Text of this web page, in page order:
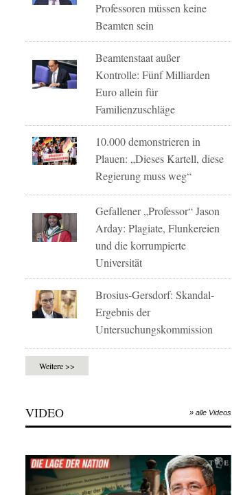
Professoren müssen keine
Beamten sein
Beamtenstaat außer
Kontrolle: Fünf Milliarden
Euro allein für
Familienzuschläge
10.000 demonstrieren in
Plauen: „Dieses Kartell, diese
Regierung muss weg“
Gefallener „Professor“ Jason
Arday: Plagiate, Flunkereien
und die korrumpierte
Universität
Brosius-Gersdorf: Skandal-
Ergebnis der
Untersuchungskommission
Weitere >>
VIDEO » alle Videos